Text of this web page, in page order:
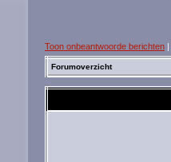
Toon onbeantwoorde berichten |
Forumoverzicht